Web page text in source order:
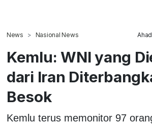
News Nasional News
Kemlu: WNI yang
dari Iran
Besok
Kemlu terus memonitor 97